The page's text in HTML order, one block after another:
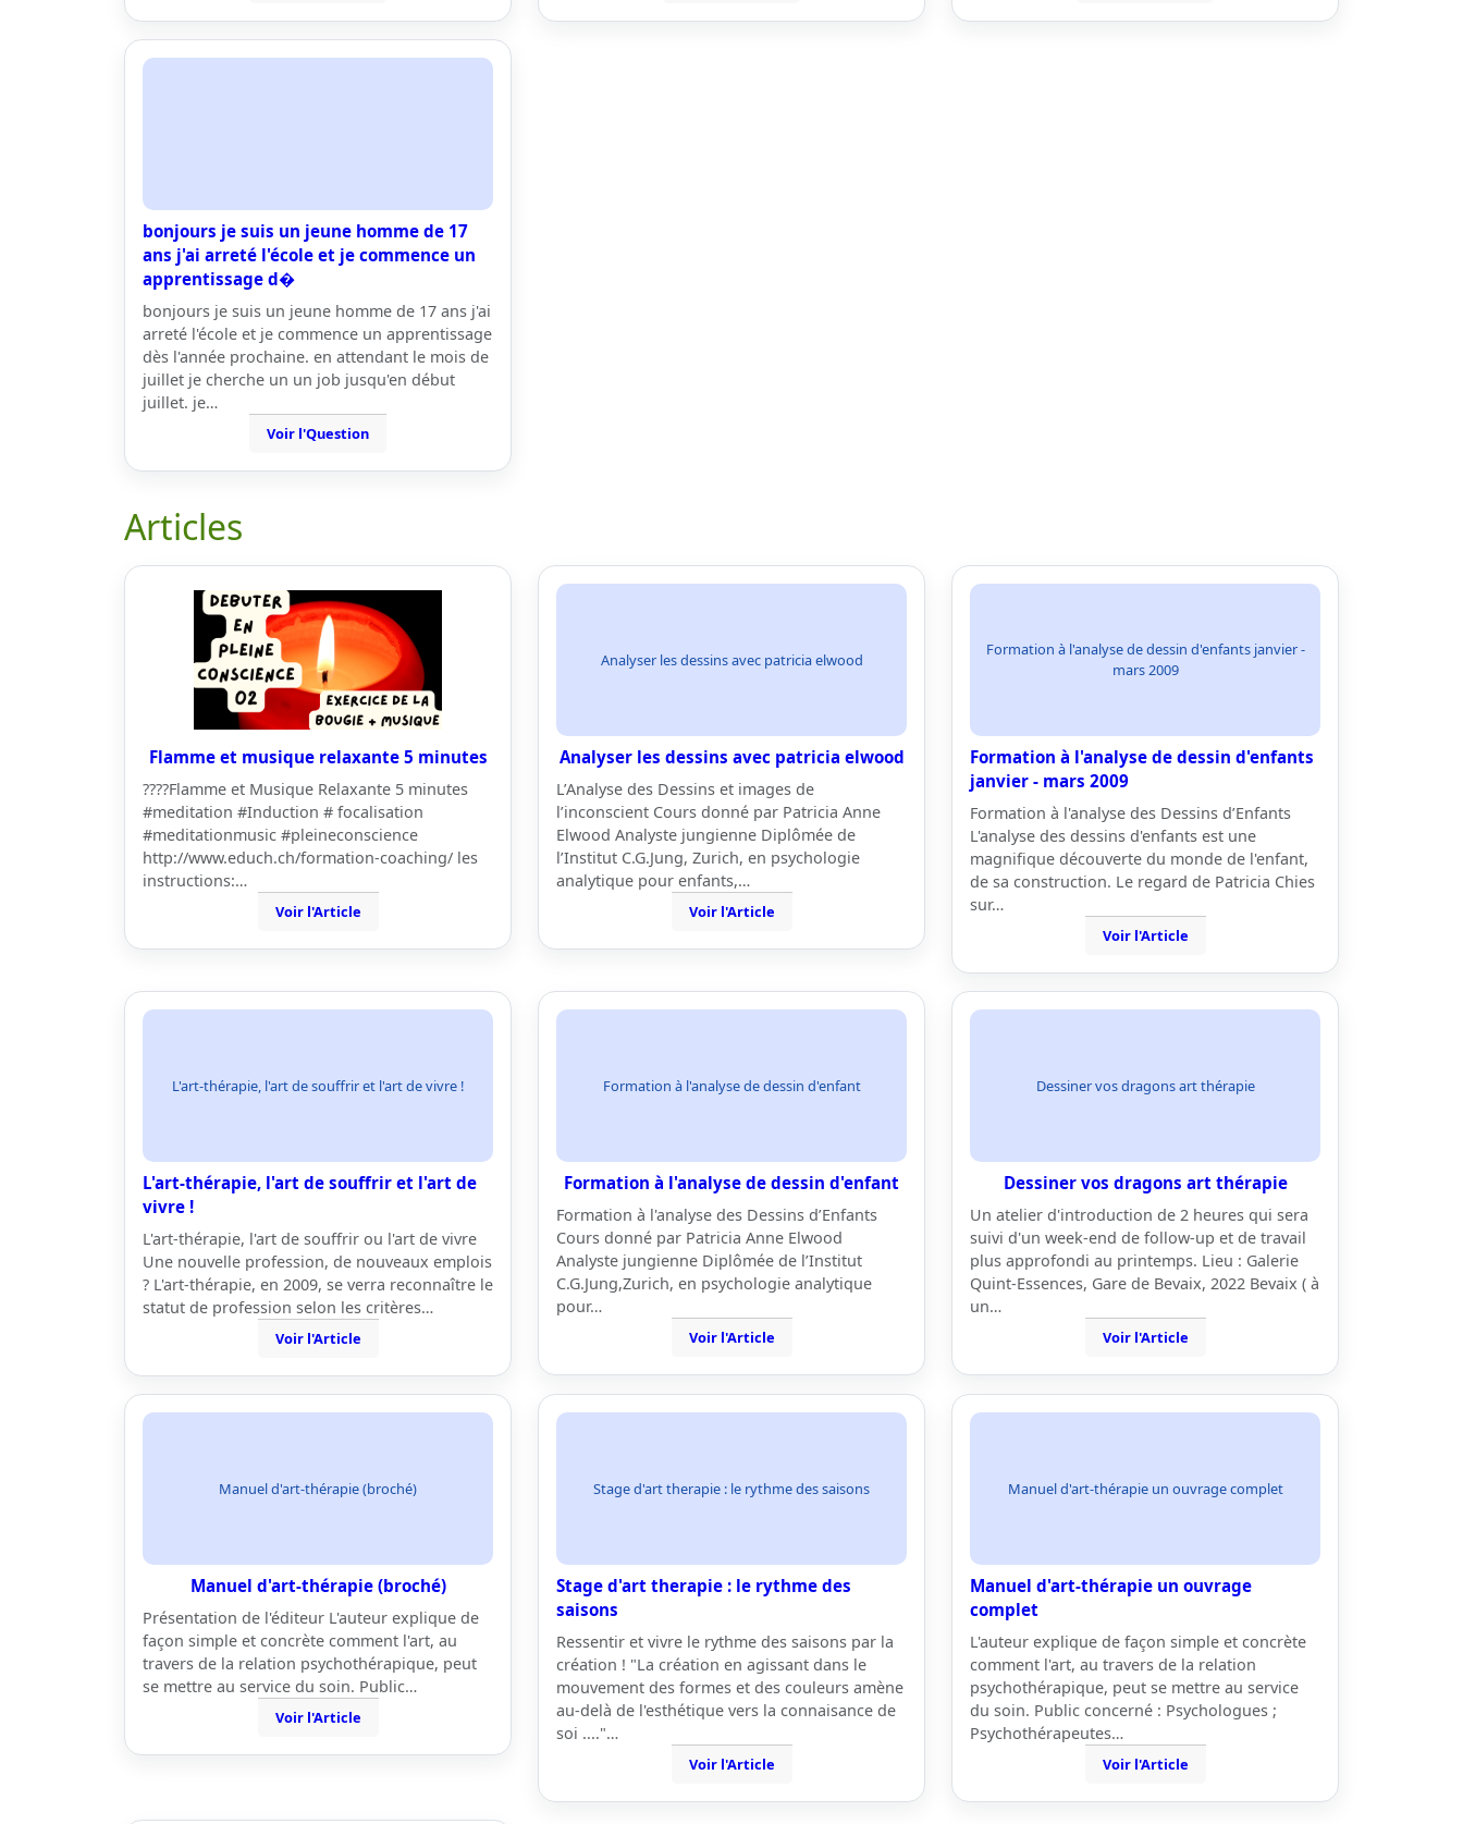
bonjours je suis un jeune homme de 17
ans j'ai arreté l'école et je commence un
apprentissage d�
bonjours je suis un jeune homme de 17 ans j'ai
arreté l'école et je commence un apprentissage
dès l'année prochaine. en attendant le mois de
juillet je cherche un un job jusqu'en début
juillet. je…
Voir l'Question
Articles
Flamme et musique relaxante 5 minutes
????Flamme et Musique Relaxante 5 minutes
#meditation #Induction # focalisation
#meditationmusic #pleineconscience
http://www.educh.ch/formation-coaching/ les
instructions:…
Voir l'Article
Analyser les dessins avec patricia elwood
Analyser les dessins avec patricia elwood
L’Analyse des Dessins et images de
l’inconscient Cours donné par Patricia Anne
Elwood Analyste jungienne Diplômée de
l’Institut C.G.Jung, Zurich, en psychologie
analytique pour enfants,…
Voir l'Article
Formation à l'analyse de dessin d'enfants janvier -
mars 2009
Formation à l'analyse de dessin d'enfants
janvier - mars 2009
Formation à l'analyse des Dessins d’Enfants
L'analyse des dessins d'enfants est une
magnifique découverte du monde de l'enfant,
de sa construction. Le regard de Patricia Chies
sur…
Voir l'Article
L'art-thérapie, l'art de souffrir et l'art de vivre !
L'art-thérapie, l'art de souffrir et l'art de
vivre !
L'art-thérapie, l'art de souffrir ou l'art de vivre
Une nouvelle profession, de nouveaux emplois
? L'art-thérapie, en 2009, se verra reconnaître le
statut de profession selon les critères…
Voir l'Article
Formation à l'analyse de dessin d'enfant
Formation à l'analyse de dessin d'enfant
Formation à l'analyse des Dessins d’Enfants
Cours donné par Patricia Anne Elwood
Analyste jungienne Diplômée de l’Institut
C.G.Jung,Zurich, en psychologie analytique
pour…
Voir l'Article
Dessiner vos dragons art thérapie
Dessiner vos dragons art thérapie
Un atelier d'introduction de 2 heures qui sera
suivi d'un week-end de follow-up et de travail
plus approfondi au printemps. Lieu : Galerie
Quint-Essences, Gare de Bevaix, 2022 Bevaix ( à
un…
Voir l'Article
Manuel d'art-thérapie (broché)
Manuel d'art-thérapie (broché)
Présentation de l'éditeur L'auteur explique de
façon simple et concrète comment l'art, au
travers de la relation psychothérapique, peut
se mettre au service du soin. Public…
Voir l'Article
Stage d'art therapie : le rythme des saisons
Stage d'art therapie : le rythme des
saisons
Ressentir et vivre le rythme des saisons par la
création ! "La création en agissant dans le
mouvement des formes et des couleurs amène
au-delà de l'esthétique vers la connaisance de
soi ...."…
Voir l'Article
Manuel d'art-thérapie un ouvrage complet
Manuel d'art-thérapie un ouvrage
complet
L'auteur explique de façon simple et concrète
comment l'art, au travers de la relation
psychothérapique, peut se mettre au service
du soin. Public concerné : Psychologues ;
Psychothérapeutes…
Voir l'Article